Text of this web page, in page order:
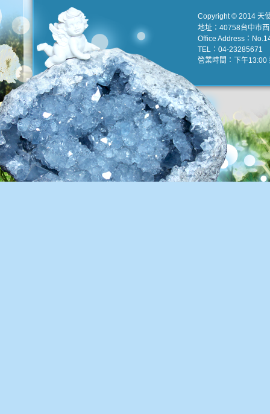
Copyright © 2014 天
地址：40758台中市
Office Address：
TEL：04-23285671
營業時間：下午13:00